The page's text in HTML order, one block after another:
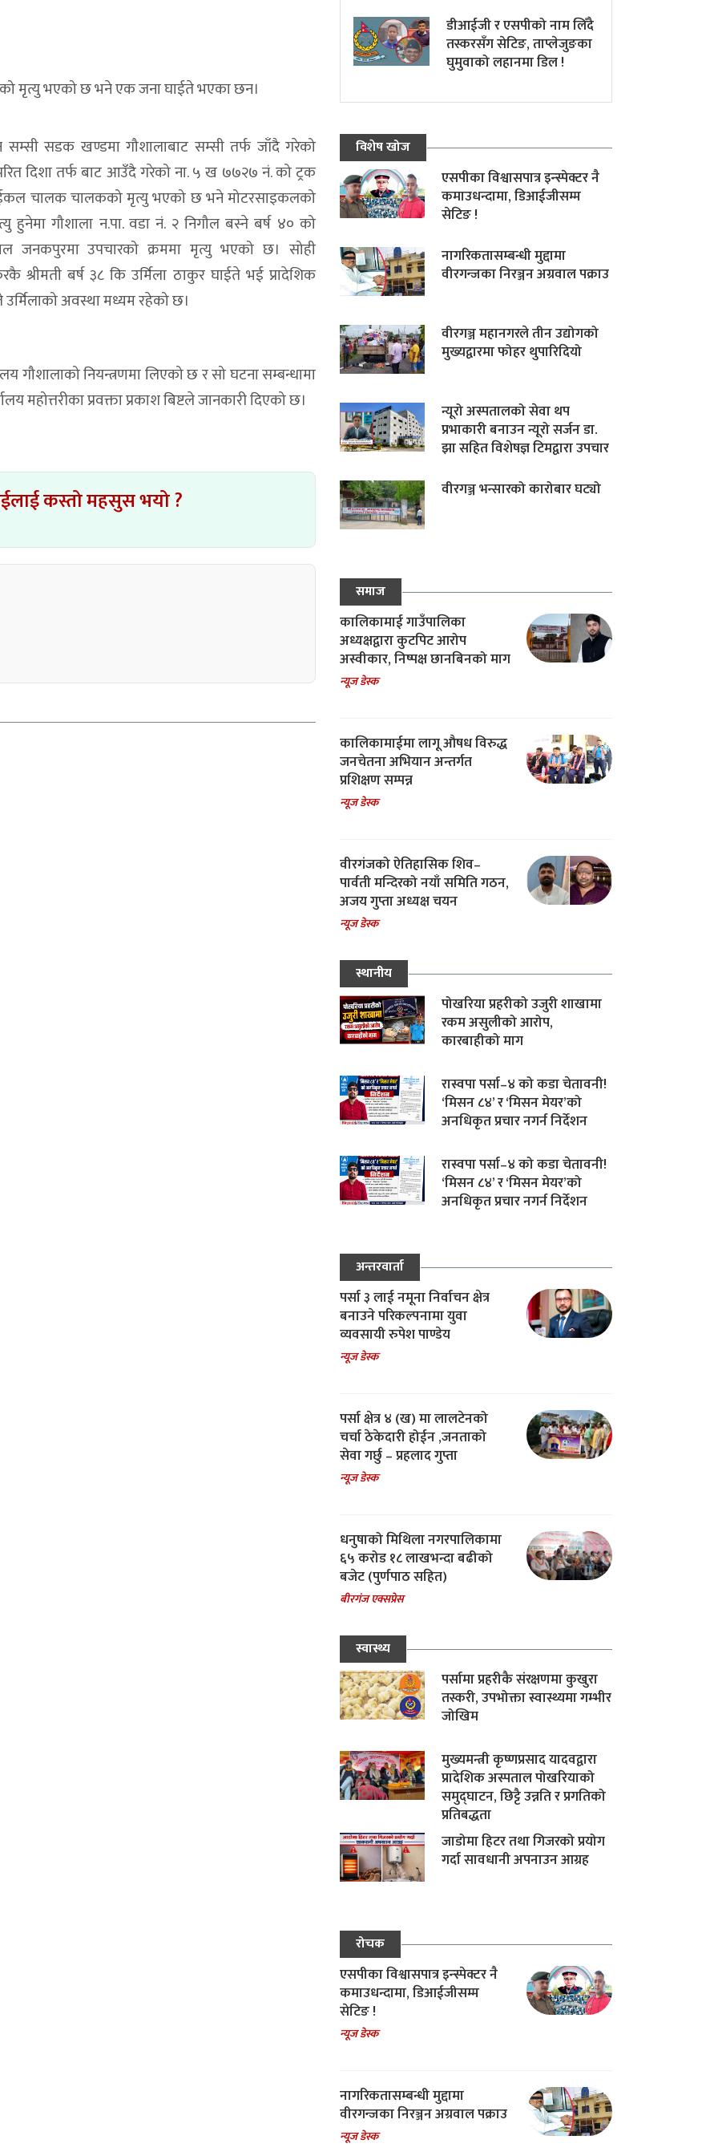
मृत्यु भएको छ भने एक जना घाईते भएका छन।
सम्सी सडक खण्डमा गौशालाबाट सम्सी तर्फ जाँदै गरेको
दिशा तर्फ बाट आउँदै गरेको ना. ५ ख ७७२७ नं. को ट्रक
चालक चालकको मृत्यु भएको छ भने मोटरसाइकलको
गौशाला न.पा. वडा नं. २ निगौल बस्ने बर्ष ४० को
जनकपुरमा उपचारको क्रममा मृत्यु भएको छ। सोही
बर्ष ३८ कि उर्मिला ठाकुर घाईते भई प्रादेशिक
अवस्था मध्यम रहेको छ।
गौशालाको नियन्त्रणमा लिएको छ र सो घटना सम्बन्धामा
महोत्तरीका प्रवक्ता प्रकाश बिष्टले जानकारी दिएको छ।
कस्तो महसुस भयो ?
डीआईजी र एसपीको नाम लिँदै
तस्करसँग सेटिङ, ताप्लेजुङका
घुमुवाको लहानमा डिल !
विशेष खोज
एसपीका विश्वासपात्र इन्स्पेक्टर नै
कमाउधन्दामा, डिआईजीसम्म
सेटिङ !
नागरिकतासम्बन्धी मुद्दामा
वीरगन्जका निरञ्जन अग्रवाल पक्राउ
वीरगञ्ज महानगरले तीन उद्योगको
मुख्यद्वारमा फोहर थुपारिदियो
न्यूरो अस्पतालको सेवा थप
प्रभाकारी बनाउन न्यूरो सर्जन डा.
झा सहित विशेषज्ञ टिमद्वारा उपचार
वीरगञ्ज भन्सारको कारोबार घट्यो
समाज
कालिकामाई गाउँपालिका
अध्यक्षद्वारा कुटपिट आरोप
अस्वीकार, निष्पक्ष छानबिनको माग
न्यूज डेस्क
कालिकामाईमा लागू औषध विरुद्ध
जनचेतना अभियान अन्तर्गत
प्रशिक्षण सम्पन्न
न्यूज डेस्क
वीरगंजको ऐतिहासिक शिव–
पार्वती मन्दिरको नयाँ समिति गठन,
अजय गुप्ता अध्यक्ष चयन
न्यूज डेस्क
स्थानीय
पोखरिया प्रहरीको उजुरी शाखामा
रकम असुलीको आरोप,
कारबाहीको माग
रास्वपा पर्सा–४ को कडा चेतावनी!
‘मिसन ८४’ र ‘मिसन मेयर’को
अनधिकृत प्रचार नगर्न निर्देशन
रास्वपा पर्सा–४ को कडा चेतावनी!
‘मिसन ८४’ र ‘मिसन मेयर’को
अनधिकृत प्रचार नगर्न निर्देशन
अन्तरवार्ता
पर्सा ३ लाई नमूना निर्वाचन क्षेत्र
बनाउने परिकल्पनामा युवा
व्यवसायी रुपेश पाण्डेय
न्यूज डेस्क
पर्सा क्षेत्र ४ (ख) मा लालटेनको
चर्चा ठेकेदारी होईन ,जनताको
सेवा गर्छु – प्रहलाद गुप्ता
न्यूज डेस्क
धनुषाको मिथिला नगरपालिकामा
६५ करोड १८ लाखभन्दा बढीको
बजेट (पुर्णपाठ सहित)
बीरगंज एक्सप्रेस
स्वास्थ्य
पर्सामा प्रहरीकै संरक्षणमा कुखुरा
तस्करी, उपभोक्ता स्वास्थ्यमा गम्भीर
जोखिम
मुख्यमन्त्री कृष्णप्रसाद यादवद्वारा
प्रादेशिक अस्पताल पोखरियाको
समुद्घाटन, छिट्टै उन्नति र प्रगतिको
प्रतिबद्धता
जाडोमा हिटर तथा गिजरको प्रयोग
गर्दा सावधानी अपनाउन आग्रह
रोचक
एसपीका विश्वासपात्र इन्स्पेक्टर नै
कमाउधन्दामा, डिआईजीसम्म
सेटिङ !
न्यूज डेस्क
नागरिकतासम्बन्धी मुद्दामा
वीरगन्जका निरञ्जन अग्रवाल पक्राउ
न्यूज डेस्क